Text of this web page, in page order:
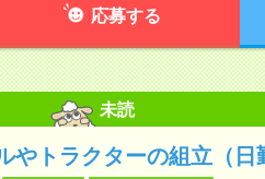
応募する
未読
トラクターの組立（日